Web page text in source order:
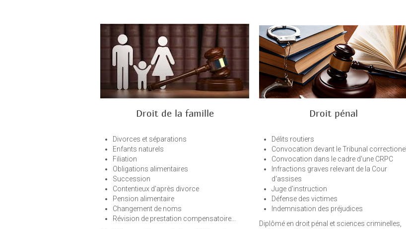
Droit de la famille
Divorces et séparations
Enfants naturels
Filiation
Obligations alimentaires
Succession
Contentieux d'après divorce
Pension alimentaire
Changement de noms
Révision de prestation compensatoire...
Droit pénal
Délits routiers
Convocation devant le Tribunal correctionel
Convocation dans le cadre d'une CRPC
Infractions graves relevant de la Cour
d'assises
Juge d'instruction
Défense des victimes
Indemnisation des préjudices
Diplômé en droit pénal et sciences criminelles,